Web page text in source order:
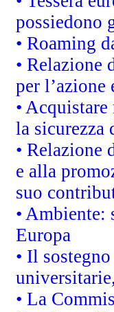
possiedono
• Roaming
• Relazione
per l’azione
•
la sicurezza
• Relazione
e alla
suo
•
Europa
• Il
• La